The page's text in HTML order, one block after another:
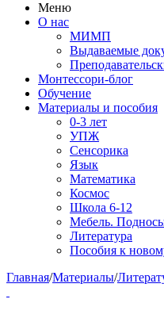
Меню
О нас
МИМП
Выдаваемые
Монтессори-блог
Обучение
Материалы и пособия
0-3 лет
УПЖ
Сенсорика
Язык
Математика
Космос
Школа 6-12
Мебель.
Литература
Пособия к
Главная/Материалы/